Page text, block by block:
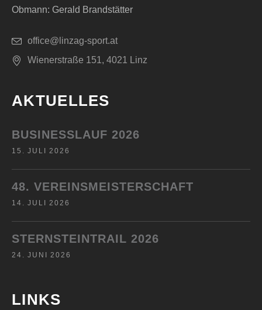
Obmann: Gerald Brandstätter
office@linzag-sport.at
Wienerstraße 151, 4021 Linz
AKTUELLES
BUSINESSLAUF 2026
15. JULI 2026
48. VEREINSMEISTERSCHAFT
14. JULI 2026
STERNSTEINTRAIL 2026
24. JUNI 2026
LINKS